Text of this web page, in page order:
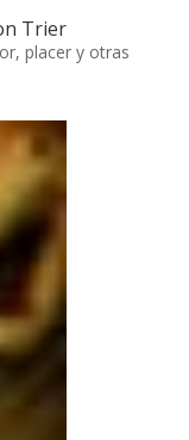
Trier
placer y otras